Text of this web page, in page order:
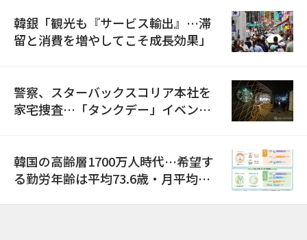
韓銀「観光も『サービス輸出』…滞
留と消費を増やしてこそ成長効果」
警察、スターバックスコリア本社を
家宅捜査…「タンクデー」イベント
韓国の高齢層1700万人時代…希望す
る勤労年齢は平均73.6歳・月平均賃